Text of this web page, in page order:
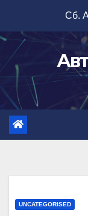
содержимому
Сб.
UNCATEGORISED